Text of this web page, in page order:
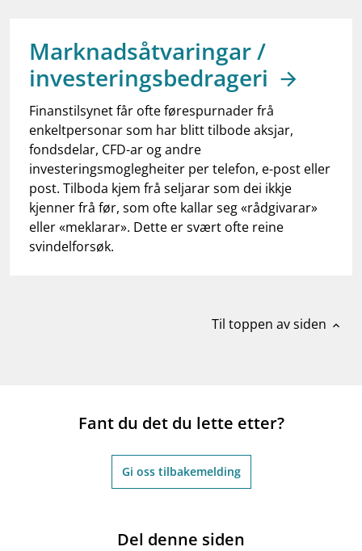
dashboardInformasjon for investorer
notifications_noneAbonner på nyhetsvarsel
Marknadsåtvaringar /
investeringsbedrageri
Finanstilsynet får ofte førespurnader frå
enkeltpersonar som har blitt tilbode aksjar,
fondsdelar, CFD-ar og andre
investeringsmoglegheiter per telefon, e-post eller
post. Tilboda kjem frå seljarar som dei ikkje
kjenner frå før, som ofte kallar seg «rådgivarar»
eller «meklarar». Dette er svært ofte reine
svindelforsøk.
Til toppen av siden expand_less
Fant du det du lette etter?
Gi oss tilbakemelding
Del denne siden